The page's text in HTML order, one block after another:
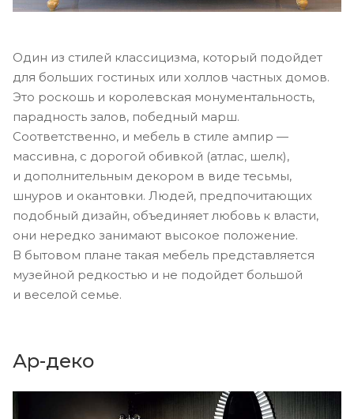
Один из стилей классицизма, который подойдет
для больших гостиных или холлов частных домов.
Это роскошь и королевская монументальность,
парадность залов, победный марш.
Соответственно, и мебель в стиле ампир —
массивна, с дорогой обивкой (атлас, шелк),
и дополнительным декором в виде тесьмы,
шнуров и окантовки. Людей, предпочитающих
подобный дизайн, объединяет любовь к власти,
они нередко занимают высокое положение.
В бытовом плане такая мебель представляется
музейной редкостью и не подойдет большой
и веселой семье.
Ар-деко